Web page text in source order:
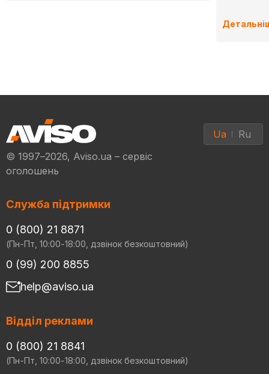
© 1997–2026, Aviso.ua – сервіс
оголошень
Ua Ru
Служба підтримки
0 (800) 21 8871
(Пн-Пт, 10:00-18:00, дзвінок безкоштовний)
0 (99) 200 8855
help@aviso.ua
Відділ реклами
0 (800) 21 8841
(Пн-Пт, 10:00-18:00, дзвінок безкоштовний)